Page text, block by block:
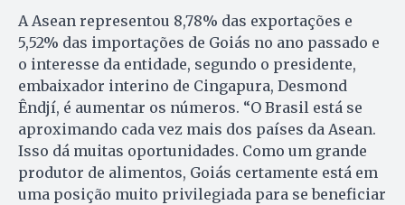
A Asean representou 8,78% das exportações e
5,52% das importações de Goiás no ano passado e
o interesse da entidade, segundo o presidente,
embaixador interino de Cingapura, Desmond
Êndjí, é aumentar os números. “O Brasil está se
aproximando cada vez mais dos países da Asean.
Isso dá muitas oportunidades. Como um grande
produtor de alimentos, Goiás certamente está em
uma posição muito privilegiada para se beneficiar